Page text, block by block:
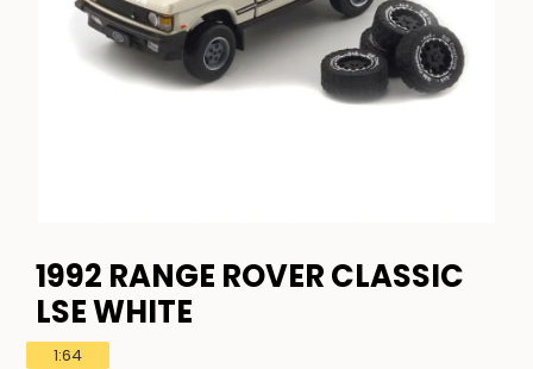
1992 RANGE ROVER CLASSIC
LSE WHITE
1:64